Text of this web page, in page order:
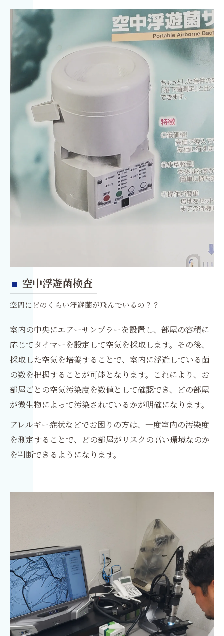
空中浮遊菌検査
空間にどのくらい浮遊菌が飛んでいるの？？
室内の中央にエアーサンプラーを設置し、部屋の容積に
応じてタイマーを設定して空気を採取します。その後、
採取した空気を培養することで、室内に浮遊している菌
の数を把握することが可能となります。これにより、お
部屋ごとの空気汚染度を数値として確認でき、どの部屋
が微生物によって汚染されているかが明確になります。
アレルギー症状などでお困りの方は、一度室内の汚染度
を測定することで、どの部屋がリスクの高い環境なのか
を判断できるようになります。